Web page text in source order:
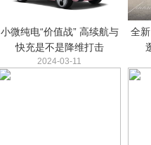
小微纯电“价值战” 高续航与
快充是不是降维打击
2024-03-11
全